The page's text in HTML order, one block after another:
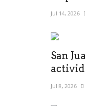
Jul 14, 2026
San
Jul 8, 2026